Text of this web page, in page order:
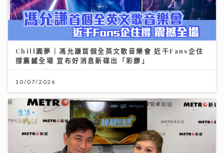
Chill圓夢｜馮允謙首個全英文歌音樂會 近千Fans企住
撐震撼全場 宣布好消息新碟出「彩膠」
10/07/2026